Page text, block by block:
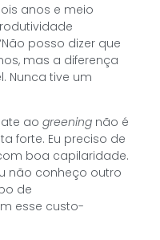
anos e meio
posso dizer que
mas a diferença
Nunca tive um
ao greening não é
forte. Eu preciso de
boa capilaridade.
não conheço outro
de
esse custo-